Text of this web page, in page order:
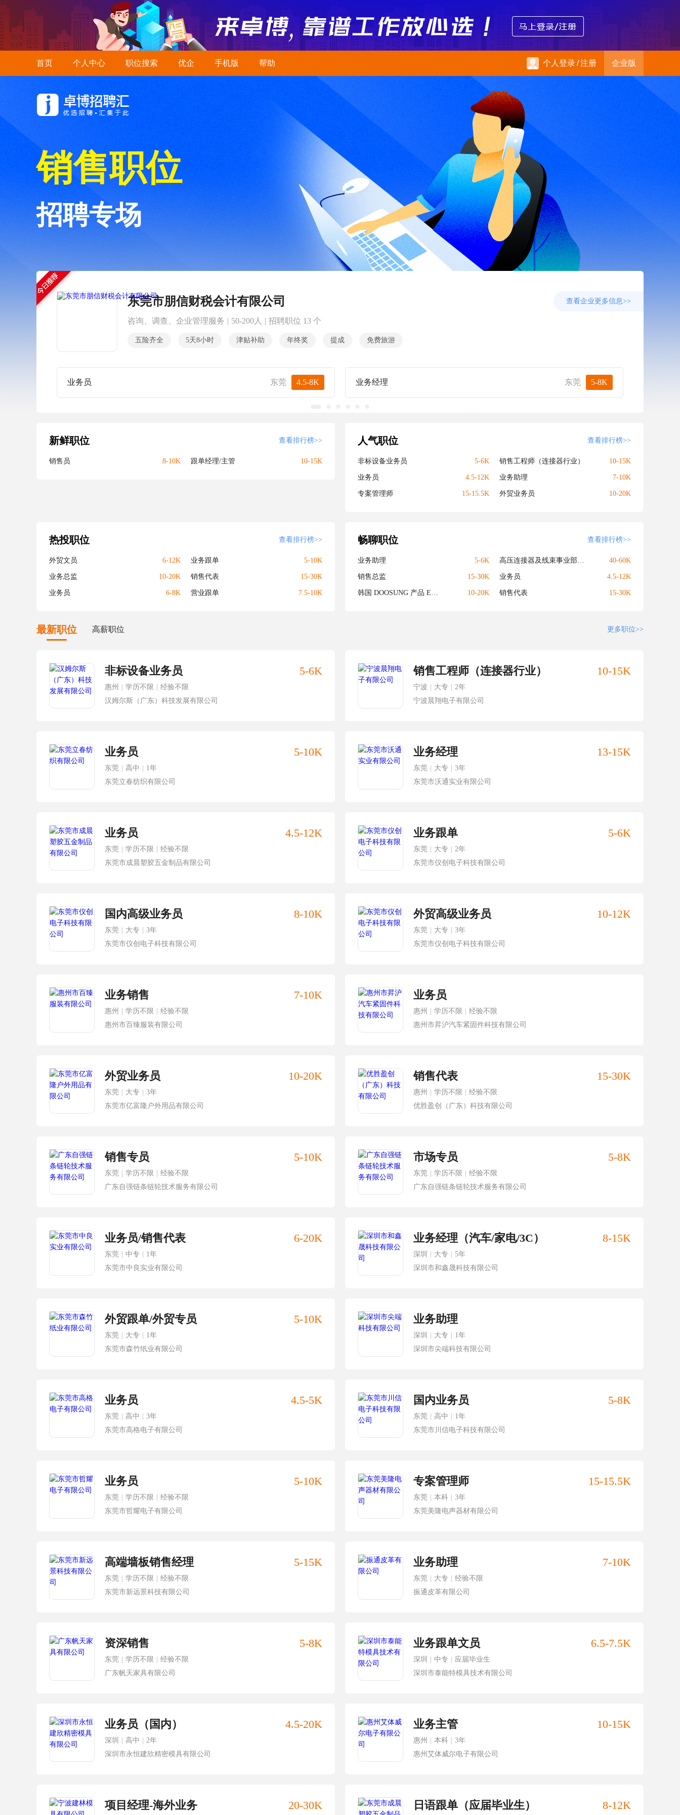
首页 个人中心 职位搜索 优企 手机版 帮助 个人登录/注册 企业版
销售职位
招聘专场
东莞市朋信财税会计有限公司
咨询、调查、企业管理服务 | 50-200人 | 招聘职位 13 个
五险齐全 5天8小时 津贴补助 年终奖 提成 免费旅游
业务员 东莞 4.5-8K 业务经理 东莞 5-8K
查看企业更多信息>>
新鲜职位 查看排行榜>>
销售员 8-10K 跟单经理/主管 10-15K
人气职位 查看排行榜>>
非标设备业务员 5-6K 销售工程师（连接器行业） 10-15K
业务员 4.5-12K 业务助理 7-10K
专案管理师 15-15.5K 外贸业务员 10-20K
热投职位 查看排行榜>>
外贸文员 6-12K 业务跟单 5-10K
业务总监 10-20K 销售代表 15-30K
业务员 6-8K 营业跟单 7.5-10K
畅聊职位 查看排行榜>>
业务助理 5-6K 高压连接器及线束事业部经理 40-60K
销售总监 15-30K 业务员 4.5-12K
韩国 DOOSUNG 产品 EMC 导电泡棉类开发业务经理 10-20K 销售代表 15-30K
最新职位 高薪职位 更多职位>>
非标设备业务员 5-6K
惠州 学历不限
经验不限
汉姆尔斯（广东）科技发展有限公司
销售工程师（连接器行业） 10-15K
宁波 大专
2年
宁波晨翔电子有限公司
业务员 5-10K
东莞 高中
1年
东莞立春纺织有限公司
业务经理 13-15K
东莞 大专
3年
东莞市沃通实业有限公司
业务员 4.5-12K
东莞 学历不限
经验不限
东莞市成晨塑胶五金制品有限公司
业务跟单 5-6K
东莞 大专
2年
东莞市仪创电子科技有限公司
国内高级业务员 8-10K
东莞 大专
3年
东莞市仪创电子科技有限公司
外贸高级业务员 10-12K
东莞 大专
3年
东莞市仪创电子科技有限公司
业务销售 7-10K
惠州 学历不限
经验不限
惠州市百臻服装有限公司
业务员
惠州 学历不限
经验不限
惠州市昇沪汽车紧固件科技有限公司
外贸业务员 10-20K
东莞 大专
3年
东莞市亿富隆户外用品有限公司
销售代表 15-30K
惠州 学历不限
经验不限
优胜盈创（广东）科技有限公司
销售专员 5-10K
东莞 学历不限
经验不限
广东自强链条链轮技术服务有限公司
市场专员 5-8K
东莞 学历不限
经验不限
广东自强链条链轮技术服务有限公司
业务员/销售代表 6-20K
东莞 中专
1年
东莞市中良实业有限公司
业务经理（汽车/家电/3C） 8-15K
深圳 大专
5年
深圳市和鑫晟科技有限公司
外贸跟单/外贸专员 5-10K
东莞 大专
1年
东莞市森竹纸业有限公司
业务助理
深圳 大专
1年
深圳市尖端科技有限公司
业务员 4.5-5K
东莞 高中
3年
东莞市高格电子有限公司
国内业务员 5-8K
东莞 高中
1年
东莞市川信电子科技有限公司
业务员 5-10K
东莞 学历不限
经验不限
东莞市哲耀电子有限公司
专案管理师 15-15.5K
东莞 本科
3年
东莞美隆电声器材有限公司
高端墙板销售经理 5-15K
东莞 学历不限
经验不限
东莞市新远景科技有限公司
业务助理 7-10K
东莞 大专
经验不限
振通皮革有限公司
资深销售 5-8K
东莞 学历不限
经验不限
广东帆天家具有限公司
业务跟单文员 6.5-7.5K
深圳 中专
应届毕业生
深圳市泰能特模具技术有限公司
业务员（国内） 4.5-20K
深圳 高中
2年
深圳市永恒建欣精密模具有限公司
业务主管 10-15K
惠州 本科
3年
惠州艾体威尔电子有限公司
项目经理-海外业务 20-30K 日语跟单（应届毕业生） 8-12K